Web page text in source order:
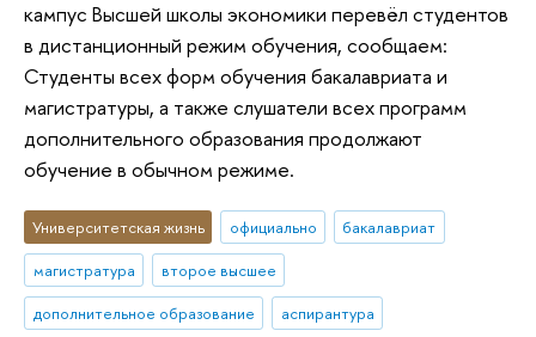
кампус Высшей школы экономики перевёл студентов
в дистанционный режим обучения, сообщаем:
Студенты всех форм обучения бакалавриата и
магистратуры, а также слушатели всех программ
дополнительного образования продолжают
обучение в обычном режиме.
Университетская жизнь официально
бакалавриат
магистратура
второе высшее
дополнительное образование
аспирантура